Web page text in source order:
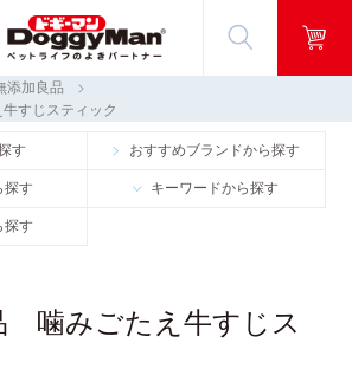
添加良品
すじスティック
す おすすめブランドから探す
探す キーワードから探す
探す
噛みごたえ牛すじス